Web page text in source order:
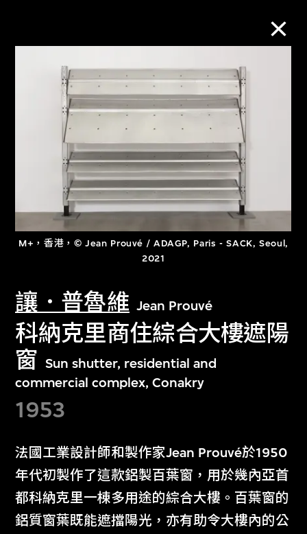
M+，香港，© Jean Prouvé / ADAGP, Paris - SACK, Seoul,
2021
讓．普魯維 Jean Prouvé
科納克里商住綜合大樓遮陽
窗 Sun shutter, residential and
commercial complex, Conakry
1953
法國工業設計師和製作家Jean Prouvé於1950
年代初製作了這款鋁製百葉窗，用於幾內亞首
都科納克里一棟多用途的綜合大樓。百葉窗的
鋁質窗葉既能遮擋陽光，亦有助令大樓內的公
M+藏品
進一步篩選
關於M+藏品
探索世界頂級的二十及二十一世紀視覺